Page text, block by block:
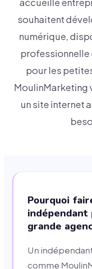
accueille
souhaitent
numérique,
professionnelle
pour les
MoulinMarketing
un site internet
Pourquoi
grande
Un
comme